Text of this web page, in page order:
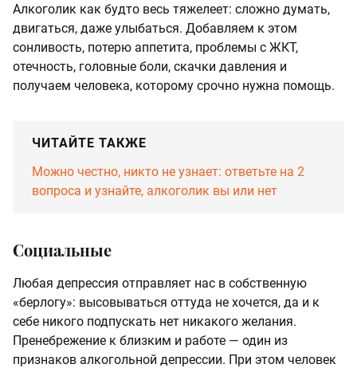
Алкоголик как будто весь тяжелеет: сложно думать,
двигаться, даже улыбаться. Добавляем к этом
сонливость, потерю аппетита, проблемы с ЖКТ,
отечность, головные боли, скачки давления и
получаем человека, которому срочно нужна помощь.
ЧИТАЙТЕ ТАКЖЕ
Можно честно, никто не узнает: ответьте на 2
вопроса и узнайте, алкоголик вы или нет
Социальные
Любая депрессия отправляет нас в собственную
«берлогу»: высовываться оттуда не хочется, да и к
себе никого подпускать нет никакого желания.
Пренебрежение к близким и работе — один из
признаков алкогольной депрессии. При этом человек